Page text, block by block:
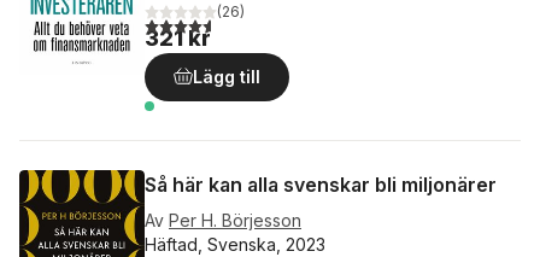
4,6utav 5 stjärnor. Totalt antal röster:
(26)
321 kr
Lägg till
Så här kan alla svenskar bli miljonärer
Av Per H. Börjesson
Häftad, Svenska, 2023